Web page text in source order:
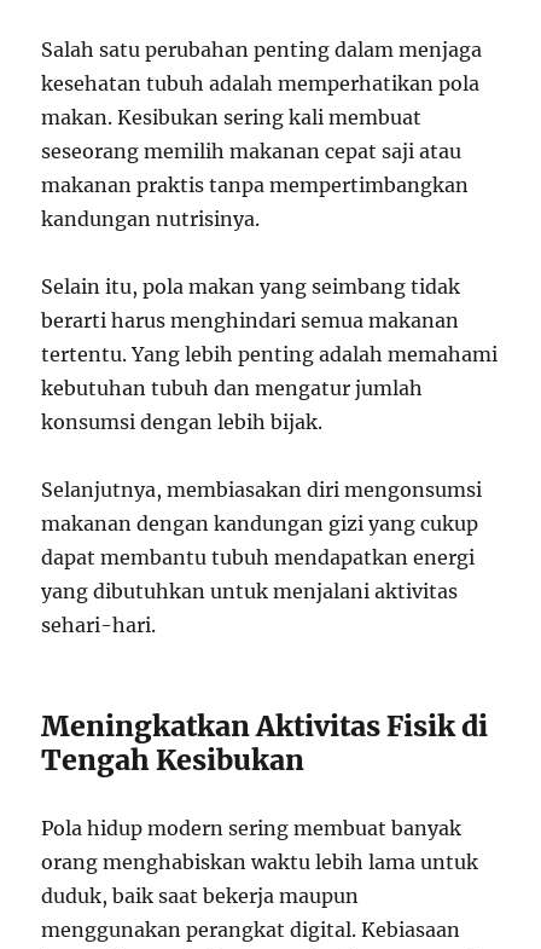
Salah satu perubahan penting dalam menjaga
kesehatan tubuh adalah memperhatikan pola
makan. Kesibukan sering kali membuat
seseorang memilih makanan cepat saji atau
makanan praktis tanpa mempertimbangkan
kandungan nutrisinya.
Selain itu, pola makan yang seimbang tidak
berarti harus menghindari semua makanan
tertentu. Yang lebih penting adalah memahami
kebutuhan tubuh dan mengatur jumlah
konsumsi dengan lebih bijak.
Selanjutnya, membiasakan diri mengonsumsi
makanan dengan kandungan gizi yang cukup
dapat membantu tubuh mendapatkan energi
yang dibutuhkan untuk menjalani aktivitas
sehari-hari.
Meningkatkan Aktivitas Fisik di
Tengah Kesibukan
Pola hidup modern sering membuat banyak
orang menghabiskan waktu lebih lama untuk
duduk, baik saat bekerja maupun
menggunakan perangkat digital. Kebiasaan